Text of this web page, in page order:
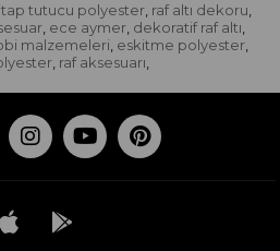
tutucu polyester, raf altı dekoru,
, ece aymer, dekoratif raf altı,
malzemeleri, eskitme polyester,
, raf aksesuarı,